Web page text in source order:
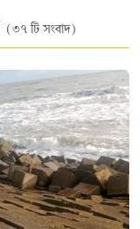
(৩৭ টি সংবাদ)